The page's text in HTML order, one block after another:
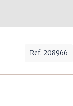
Ref: 208966